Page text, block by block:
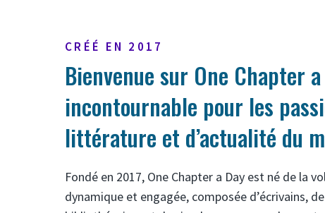
CRÉÉ EN 2017
Bienvenue sur One Chapter
incontournable pour les
littérature et d’actualité du
Fondé en 2017, One Chapter a Day est né de la
dynamique et engagée, composée d’écrivains,